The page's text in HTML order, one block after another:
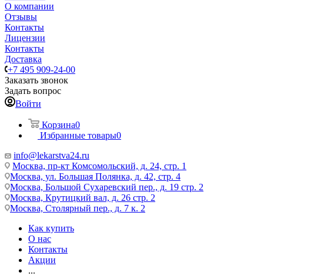
О компании
Отзывы
Контакты
Лицензии
Контакты
Доставка
+7 495 909-24-00
Заказать звонок
Задать вопрос
Войти
Корзина0
Избранные товары0
info@lekarstva24.ru
Москва, пр-кт Комсомольский, д. 24, стр. 1
Москва, ул. Большая Полянка, д. 42, стр. 4
Москва, Большой Сухаревский пер., д. 19 стр. 2
Москва, Крутицкий вал, д. 26 стр. 2
Москва, Столярный пер., д. 7 к. 2
Как купить
О нас
Контакты
Акции
...